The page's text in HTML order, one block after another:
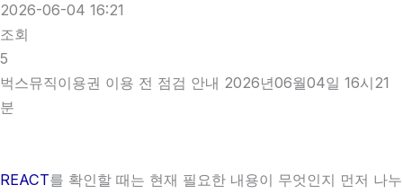
2026-06-04 16:21
조회
5
벅스뮤직이용권 이용 전 점검 안내 2026년06월04일 16시21
분
REACT를 확인할 때는 현재 필요한 내용이 무엇인지 먼저 나누